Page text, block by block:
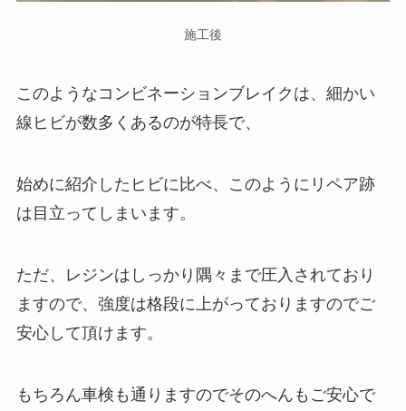
施工後
このようなコンビネーションブレイクは、細かい
線ヒビが数多くあるのが特長で、
始めに紹介したヒビに比べ、このようにリペア跡
は目立ってしまいます。
ただ、レジンはしっかり隅々まで圧入されており
ますので、強度は格段に上がっておりますのでご
安心して頂けます。
もちろん車検も通りますのでそのへんもご安心で